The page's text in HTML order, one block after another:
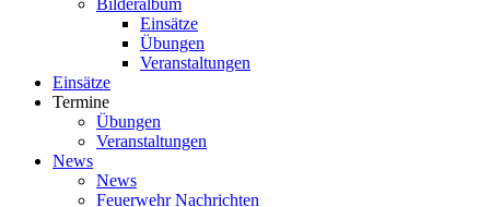
Einsätze
Übungen
Veranstaltungen
Einsätze
Termine
Übungen
Veranstaltungen
News
News
Feuerwehr Nachrichten